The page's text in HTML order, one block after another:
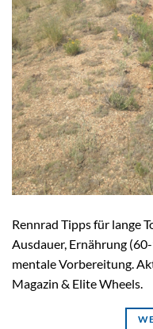
Rennrad Tipps für lange
Ausdauer, Ernährung
mentale Vorbereitung.
Magazin & Elite Wheels.